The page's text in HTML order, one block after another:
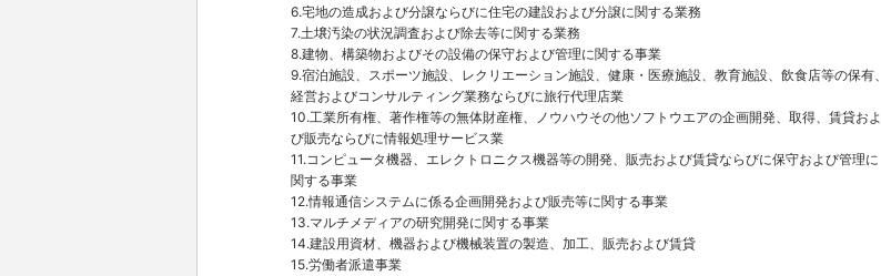
6.宅地の造成および分譲ならびに住宅の建設および分譲に関する業務
7.土壌汚染の状況調査および除去等に関する業務
8.建物、構築物およびその設備の保守および管理に関する事業
9.宿泊施設、スポーツ施設、レクリエーション施設、健康・医療施設、教育施設、飲食店等の保有、
経営およびコンサルティング業務ならびに旅行代理店業
10.工業所有権、著作権等の無体財産権、ノウハウその他ソフトウエアの企画開発、取得、賃貸およ
び販売ならびに情報処理サービス業
11.コンピュータ機器、エレクトロニクス機器等の開発、販売および賃貸ならびに保守および管理に
関する事業
12.情報通信システムに係る企画開発および販売等に関する事業
13.マルチメディアの研究開発に関する事業
14.建設用資材、機器および機械装置の製造、加工、販売および賃貸
15.労働者派遣事業